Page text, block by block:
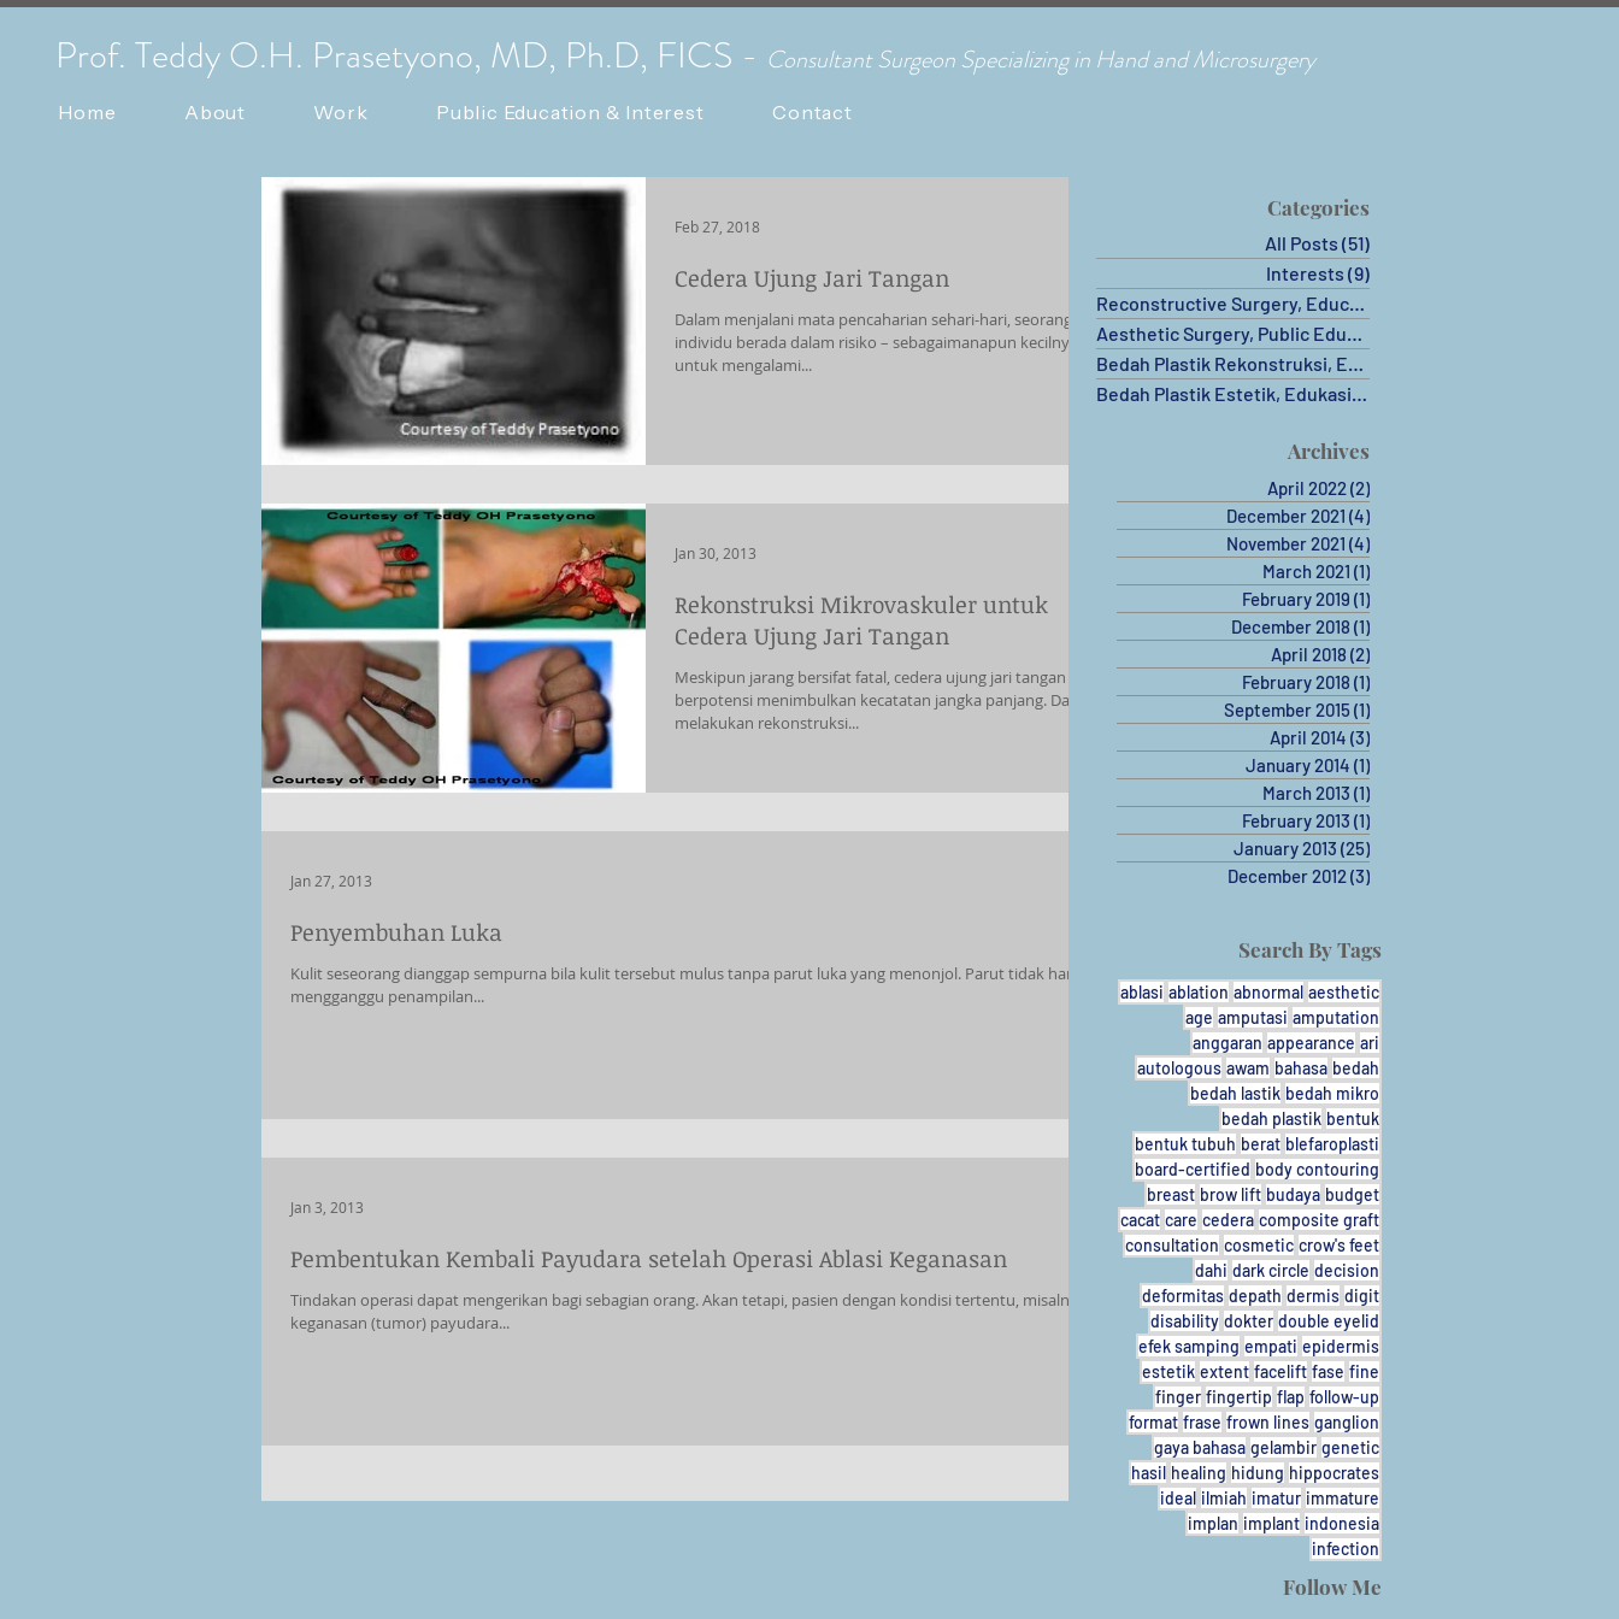
Prof. Teddy O.H. Prasetyono, MD, Ph.D, FICS - Consultant Surgeon Specializing in Hand and Microsurgery
Home About Work Public Education & Interest Contact
Cedera Ujung Jari Tangan
Dalam menjalani mata pencaharian sehari-hari, seorang
individu berada dalam risiko – sebagaimanapun kecilnya –
untuk mengalami...
Feb 27, 2018
Rekonstruksi Mikrovaskuler untuk
Cedera Ujung Jari Tangan
Meskipun jarang bersifat fatal, cedera ujung jari tangan
berpotensi menimbulkan kecatatan jangka panjang. Dalam
melakukan rekonstruksi...
Jan 30, 2013
Penyembuhan Luka
Kulit seseorang dianggap sempurna bila kulit tersebut mulus tanpa parut luka yang menonjol. Parut tidak hanya
mengganggu penampilan...
Jan 27, 2013
Pembentukan Kembali Payudara setelah Operasi Ablasi Keganasan
Tindakan operasi dapat mengerikan bagi sebagian orang. Akan tetapi, pasien dengan kondisi tertentu, misalnya
keganasan (tumor) payudara...
Jan 3, 2013
Categories
All Posts (51)
Interests (9)
Reconstructive Surgery, Education
Aesthetic Surgery, Public Education
Bedah Plastik Rekonstruksi, Edukasi
Bedah Plastik Estetik, Edukasi
(12)
Archives
April 2022 (2)
December 2021 (4)
November 2021 (4)
March 2021 (1)
February 2019 (1)
December 2018 (1)
April 2018 (2)
February 2018 (1)
September 2015(1)
April 2014 (3)
January 2014 (1)
March 2013 (1)
February 2013 (1)
January 2013 (25)
December 2012 (3)
Search By Tags
ablasi ablation abnormal aesthetic
age amputasi amputation
anggaran appearance ari
autologous awam bahasa bedah
bedah lastik bedah mikro
bedah plastik bentuk
bentuk tubuh berat blefaroplasti
board-certified body contouring
breast brow lift budaya budget
cacat care cedera composite graft
consultation cosmetic crow's feet
dahi dark circle decision
deformitas depath dermis digit
disability dokter double eyelid
efek samping empati epidermis
estetik extent facelift fase fine
finger fingertip flap follow-up
format frase frown lines ganglion
gaya bahasa gelambir genetic
hasil healing hidung hippocrates
ideal ilmiah imatur immature
implan implant indonesia
infection
Follow Me